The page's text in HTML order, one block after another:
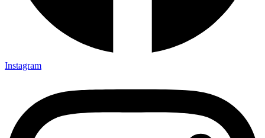
Instagram